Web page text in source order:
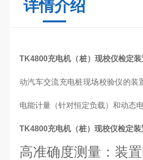
详情介绍
TK4800充电机（桩）现校仪检定装
动汽车交流充电桩现场校验仪的装
电能计量（针对恒定负载）和动态
TK4800充电机（桩）现校仪检定装
高准确度测量：装